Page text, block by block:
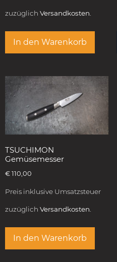
zuzüglich Versandkosten.
In den Warenkorb
TSUCHIMON
Gemüsemesser
€ 110,00
Preis inklusive Umsatzsteuer
zuzüglich Versandkosten.
In den Warenkorb